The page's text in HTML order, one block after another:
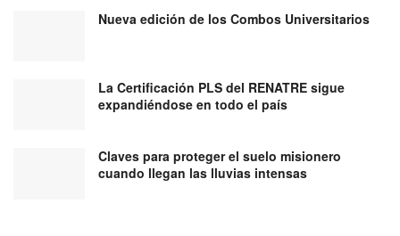
Nueva edición de los Combos Universitarios
La Certificación PLS del RENATRE sigue
expandiéndose en todo el país
Claves para proteger el suelo misionero
cuando llegan las lluvias intensas